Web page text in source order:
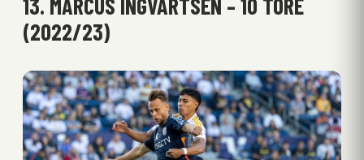
(2022/23)